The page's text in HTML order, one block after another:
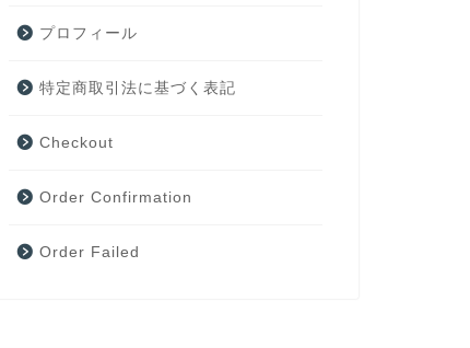
プロフィール
特定商取引法に基づく表記
Checkout
Order Confirmation
Order Failed